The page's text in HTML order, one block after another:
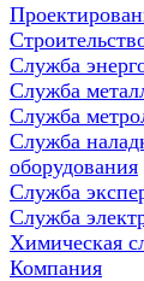
Служба
Служба
Служба
Служба
оборудования
Служба
Служба
Химическая
Компания